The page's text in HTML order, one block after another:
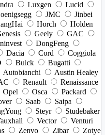
Luxgen
Lucid
JMC
Jinbei
Horch
Holden
Geely
GAC
DongFeng
Dacia Cord
Coggiola
Buick
Bugatti
Autobianchi
Austin Healey
Renault
Renaissance
Opel Osca
Packard
Saab
Saipa
Steyr
Studebaker
Vector
Venturi
Zenvo Zibar
Zotye